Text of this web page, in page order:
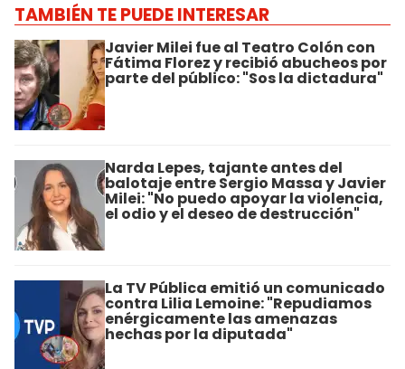
TAMBIÉN TE PUEDE INTERESAR
Javier Milei fue al Teatro Colón con
Fátima Florez y recibió abucheos por
parte del público: "Sos la dictadura"
Narda Lepes, tajante antes del
balotaje entre Sergio Massa y Javier
Milei: "No puedo apoyar la violencia,
el odio y el deseo de destrucción"
La TV Pública emitió un comunicado
contra Lilia Lemoine: "Repudiamos
enérgicamente las amenazas
hechas por la diputada"